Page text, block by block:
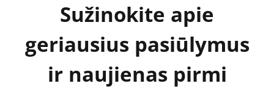
Sužinokite apie
geriausius pasiūlymus
ir naujienas pirmi